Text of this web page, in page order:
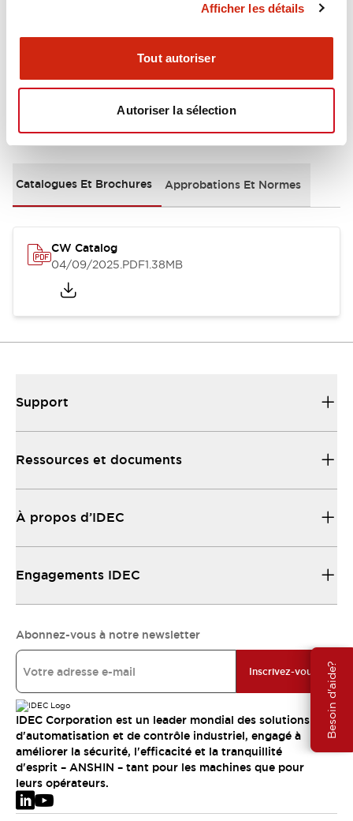
Afficher les détails
Tout autoriser
Autoriser la sélection
Besoin d'aide?
Mounting and Installation Specifications
Documents et fichiers
Catalogues Et Brochures Approbations Et Normes
CW Catalog
04/09/2025.PDF1.38MB
Support
Ressources et documents
À propos d’IDEC
Engagements IDEC
Abonnez-vous à notre newsletter
Inscrivez-vous
IDEC Corporation est un leader mondial des solutions
d'automatisation et de contrôle industriel, engagé à
améliorer la sécurité, l'efficacité et la tranquillité
d'esprit – ANSHIN – tant pour les machines que pour
leurs opérateurs.